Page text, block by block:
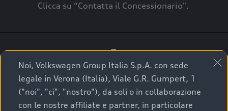
Clicca su “Contatta il Concessionario".
3
A breve verrai ricontattato dal Customer Care
Audi Center o direttamente dal Concessionario
che ti supporterà per finalizzare la tua richiesta.
Noi, Volkswagen Group Italia S.p.A. con sede
legale in Verona (Italia), Viale G.R. Gumpert, 1
("noi", "ci", "nostro"), da soli o in collaborazione
con le nostre affiliate e partner, in particolare